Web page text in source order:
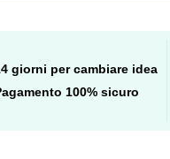
giorni per cambiare idea
100% sicuro